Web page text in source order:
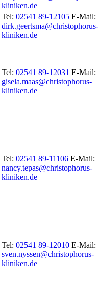
kliniken.de
Tel: 02541 89-12105 E-Mail:
dirk.geertsma@christophorus-
kliniken.de
Tel: 02541 89-12031 E-Mail:
gisela.maas@christophorus-
kliniken.de
Tel: 02541 89-11106 E-Mail:
nancy.tepas@christophorus-
kliniken.de
Tel: 02541 89-12010 E-Mail:
sven.nyssen@christophorus-
kliniken.de